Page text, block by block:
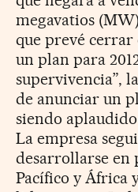
megavatios
que prevé cerrar
un plan para
supervivencia”,
de anunciar un
siendo
La empresa
desarrollarse en
Pacífico y África